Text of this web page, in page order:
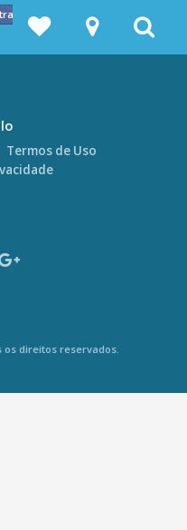
com Facebook
Termos de Uso
os direitos reservados.